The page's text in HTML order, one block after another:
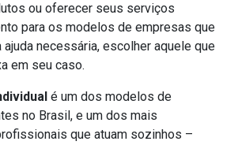
ou oferecer seus serviços
para os modelos de empresas que
necessária, escolher aquele que
em seu caso.
é um dos modelos de
no Brasil, e um dos mais
que atuam sozinhos –